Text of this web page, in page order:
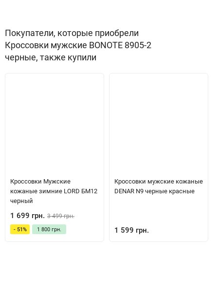
Покупатели, которые приобрели
Кроссовки мужские BONOTE 8905-2
черные, также купили
Кроссовки Мужские
кожаные зимние LORD БМ12
черный
1 699 грн. 3 499 грн.
- 51% 1 800 грн.
Кроссовки мужские кожаные
DENAR N9 черные красные
1 599 грн.